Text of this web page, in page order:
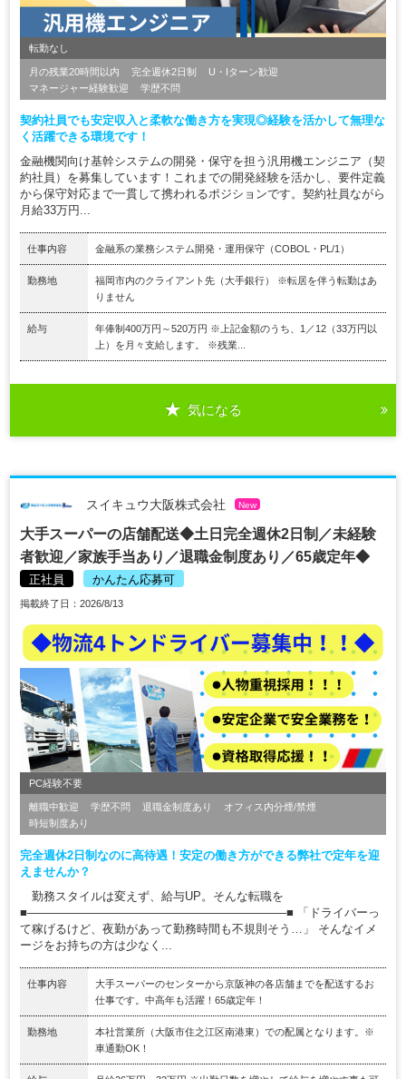
転勤なし
月の残業20時間以内 完全週休2日制
U・Iターン歓迎
マネージャー経験歓迎
学歴不問
契約社員でも安定収入と柔軟な働き方を実現◎経験を活かして無理な
く活躍できる環境です！
金融機関向け基幹システムの開発・保守を担う汎用機エンジニア（契
約社員）を募集しています！これまでの開発経験を活かし、要件定義
から保守対応まで一貫して携われるポジションです。契約社員ながら
月給33万円...
仕事内容 金融系の業務システム開発・運用保守（COBOL・PL/1）
勤務地
福岡市内のクライアント先（大手銀行） ※転居を伴う転勤はあ
りません
給与
年俸制400万円～520万円 ※上記金額のうち、1／12（33万円以
上）を月々支給します。 ※残業...
気になる
スイキュウ大阪株式会社 New
大手スーパーの店舗配送◆土日完全週休2日制／未経験
者歓迎／家族手当あり／退職金制度あり／65歳定年◆
正社員 かんたん応募可
掲載終了日：2026/8/13
PC経験不要
離職中歓迎 学歴不問 退職金制度あり
オフィス内分煙/禁煙
時短制度あり
完全週休2日制なのに高待遇！安定の働き方ができる弊社で定年を迎
えませんか？
勤務スタイルは変えず、給与UP。そんな転職を
■――――――――――――――――――――――■ 「ドライバーっ
て稼げるけど、夜勤があって勤務時間も不規則そう…」 そんなイメ
ージをお持ちの方は少なく...
仕事内容
大手スーパーのセンターから京阪神の各店舗までを配送するお
仕事です。中高年も活躍！65歳定年！
勤務地
本社営業所（大阪市住之江区南港東）での配属となります。※
車通勤OK！